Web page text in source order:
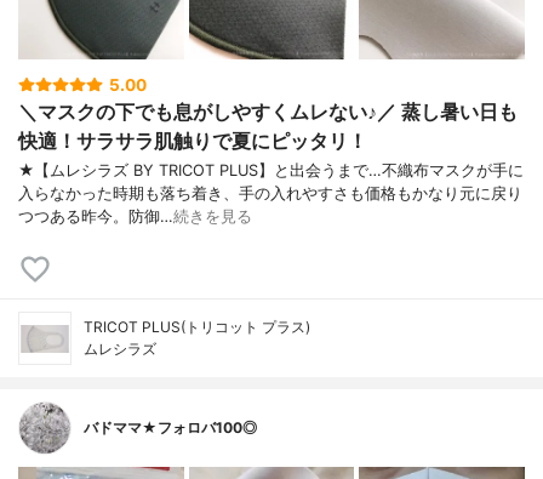
5.00
＼マスクの下でも息がしやすくムレない♪／ 蒸し暑い日も
快適！サラサラ肌触りで夏にピッタリ！
★【ムレシラズ BY TRICOT PLUS】と出会うまで…不織布マスクが手に
入らなかった時期も落ち着き、手の入れやすさも価格もかなり元に戻り
つつある昨今。防御…続きを見る
TRICOT PLUS(トリコット プラス)
ムレシラズ
バドママ★フォロバ100◎